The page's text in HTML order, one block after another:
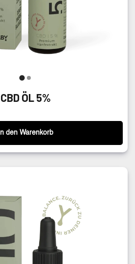
CBD ÖL 5%
In den Warenkorb